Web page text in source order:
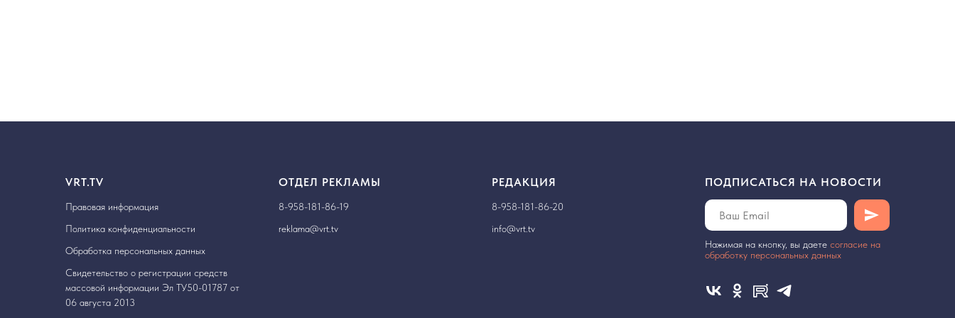
VRT.TV
Правовая информация
Политика конфиденциальности
Обработка персональных данных
Свидетельство о регистрации средств
массовой информации Эл ТУ50-01787 от
06 августа 2013
ОТДЕЛ РЕКЛАМЫ
8-958-181-86-19
reklama@vrt.tv
РЕДАКЦИЯ
8-958-181-86-20
info@vrt.tv
ПОДПИСАТЬСЯ НА НОВОСТИ
Нажимая на кнопку, вы даете cогласие на
обработку персональных данных